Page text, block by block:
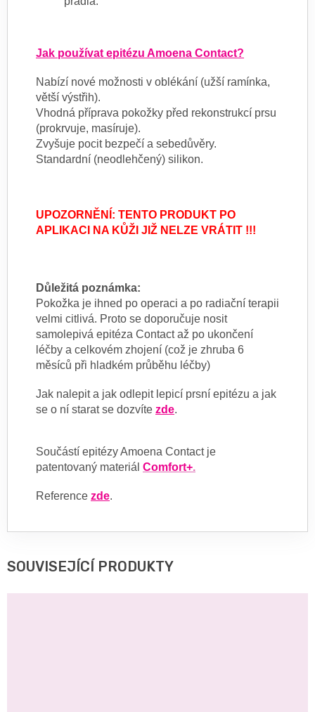
Jak používat epitézu Amoena Contact?
Nabízí nové možnosti v oblékání (užší ramínka,
větší výstřih).
Vhodná příprava pokožky před rekonstrukcí prsu
(prokrvuje, masíruje).
Zvyšuje pocit bezpečí a sebedůvěry.
Standardní (neodlehčený) silikon.
UPOZORNĚNÍ: TENTO PRODUKT PO
APLIKACI NA KŮŽI JIŽ NELZE VRÁTIT !!!
Důležitá poznámka:
Pokožka je ihned po operaci a po radiační terapii
velmi citlivá. Proto se doporučuje nosit
samolepivá epitéza Contact až po ukončení
léčby a celkovém zhojení (což je zhruba 6
měsíců při hladkém průběhu léčby)
Jak nalepit a jak odlepit lepicí prsní epitézu a jak
se o ní starat se dozvíte zde.
Součástí epitézy Amoena Contact je
patentovaný materiál Comfort+.
Reference zde.
SOUVISEJÍCÍ PRODUKTY